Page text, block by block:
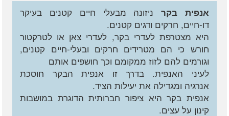
אנפית בקר ניזונה מבעלי חיים קטנים בעיקר
דו-חיים, חרקים ודגים קטנים.
היא מצטרפת לעדרי בקר, לעדרי צאן או לטרקטור
חורש כי הם מטרידים חרקים ובעלי-חיים קטנים,
וגורמים להם לזוז ממקומם וכך חושפים אותם
לעיני האנפית. בדרך זו אנפית הבקר חוסכת
אנרגיה ומגדילה את יעילות הציד.
אנפית בקר היא ציפור חברותית הדוגרת במושבות
קינון על עצים.